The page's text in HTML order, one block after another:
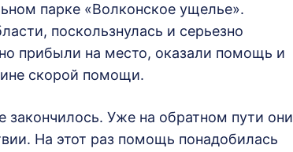
парке «Волконское ущелье».
поскользнулась и серьезно
прибыли на место, оказали помощь и
скорой помощи.
закончилось. Уже на обратном пути они
На этот раз помощь понадобилась